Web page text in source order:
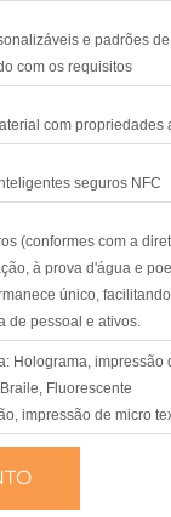
e padrões
com os requisitos
com propriedades
seguros NFC
(conformes com a
à prova d'água e
único,
de pessoal e ativos.
Holograma, impressão
Fluorescente
impressão de micro